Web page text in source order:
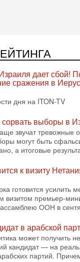
разбираем одну из
Известно,
(ШАБАК)
шанс -
Трамп объявил
но Тегеран пока
По словам
по Ирану -
Трамп сегодня
по Ирану после
стран региона. По
Израиля: кто
репатриантов не
ландшафт Израиля.
«Исраэль ба-
дает сбой!
сражения в
дня на ITON-TV
сорвать выборы в
звучат тревожные
могут быть
а итоговые
к визиту
готовится усилить
визитом премьер-
ООН в
в арабской
может получить
кандидат — на
партий.